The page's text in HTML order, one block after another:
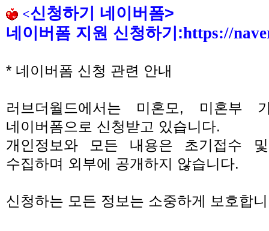
<신청하기 네이버폼>
네이버폼 지원 신청하기 :https://
* 네이버폼 신청 관련 안내
러브더월드에서는 미혼모 , 미혼부
네이버폼으로 신청받고 있습니다.
개인정보와 모든 내용은 초기접수
수집하며 외부에 공개하지 않습니다.
신청하는 모든 정보는 소중하게 보호합